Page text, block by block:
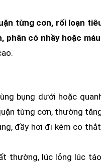
từng cơn, rối loạn
phân có nhầy hoặc
bụng dưới hoặc
từng cơn, thường
đầy hơi đi kèm co
thường, lúc lỏng lúc